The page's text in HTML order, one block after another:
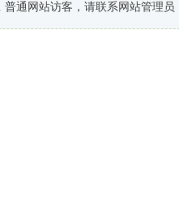
普通网站访客，请联系网站管理员